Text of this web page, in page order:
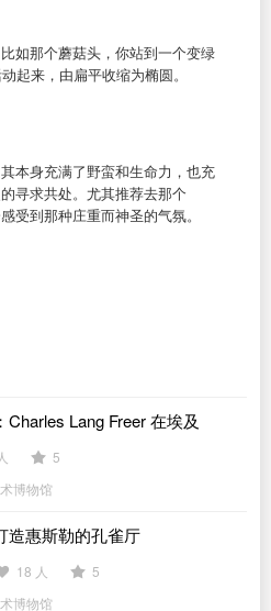
如那个蘑菇头，你站到一个变绿
起来，由扁平收缩为椭圆。
本身充满了野蛮和生命力，也充
寻求共处。尤其推荐去那个
受到那种庄重而神圣的气氛。
Lang Freer 在埃及
5
博物馆
造惠斯勒的孔雀厅
18 人
5
博物馆